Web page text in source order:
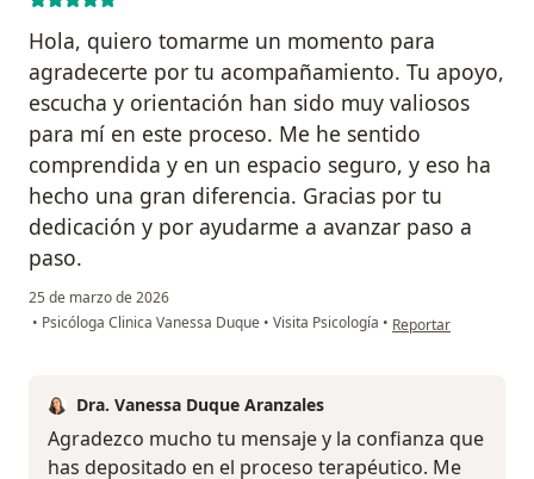
Hola, quiero tomarme un momento para
agradecerte por tu acompañamiento. Tu apoyo,
escucha y orientación han sido muy valiosos
para mí en este proceso. Me he sentido
comprendida y en un espacio seguro, y eso ha
hecho una gran diferencia. Gracias por tu
dedicación y por ayudarme a avanzar paso a
paso.
25 de marzo de 2026
• Psicóloga Clinica Vanessa Duque • Visita Psicología • en opinión del
Reportar
Dra. Vanessa Duque Aranzales
Agradezco mucho tu mensaje y la confianza que
has depositado en el proceso terapéutico. Me